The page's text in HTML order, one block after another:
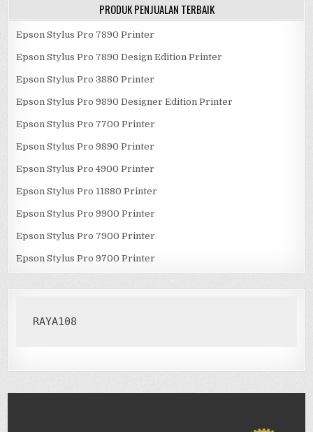
PRODUK PENJUALAN TERBAIK
Epson Stylus Pro 7890 Printer
Epson Stylus Pro 7890 Design Edition Printer
Epson Stylus Pro 3880 Printer
Epson Stylus Pro 9890 Designer Edition Printer
Epson Stylus Pro 7700 Printer
Epson Stylus Pro 9890 Printer
Epson Stylus Pro 4900 Printer
Epson Stylus Pro 11880 Printer
Epson Stylus Pro 9900 Printer
Epson Stylus Pro 7900 Printer
Epson Stylus Pro 9700 Printer
RAYA108